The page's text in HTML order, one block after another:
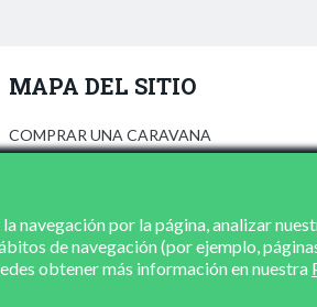
MAPA DEL SITIO
COMPRAR UNA CARAVANA
CONCESIONARIOS
CONTACTO
navegación por la página, analizar
de navegación (por ejemplo,
obtener más información en nuestra